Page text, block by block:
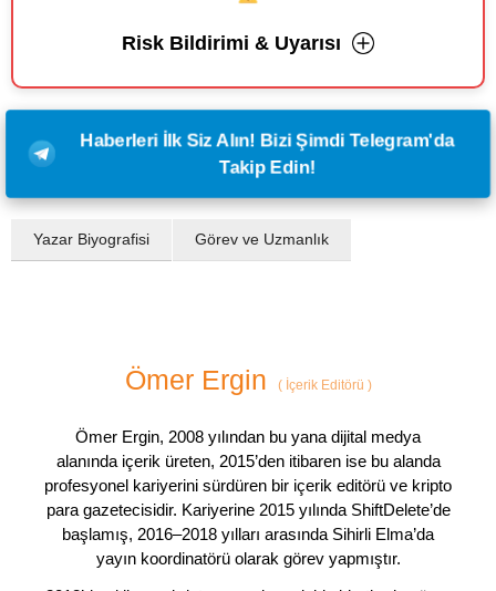
Risk Bildirimi & Uyarısı
Haberleri İlk Siz Alın! Bizi Şimdi Telegram'da
Takip Edin!
Yazar Biyografisi Görev ve Uzmanlık
Ömer Ergin (İçerik Editörü )
Ömer Ergin, 2008 yılından bu yana dijital medya
alanında içerik üreten, 2015’den itibaren ise bu alanda
profesyonel kariyerini sürdüren bir içerik editörü ve kripto
para gazetecisidir. Kariyerine 2015 yılında ShiftDelete’de
başlamış, 2016–2018 yılları arasında Sihirli Elma’da
yayın koordinatörü olarak görev yapmıştır.